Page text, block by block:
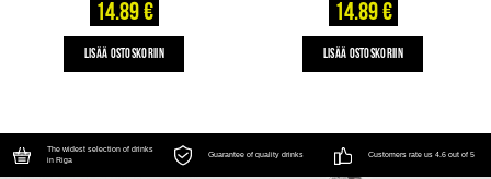
14.89 €
LISÄÄ OSTOSKORIIN
14.89 €
LISÄÄ OSTOSKORIIN
The widest selection of drinks
in Riga
Guarantee of quality drinks Customers rate us 4.6 out of 5